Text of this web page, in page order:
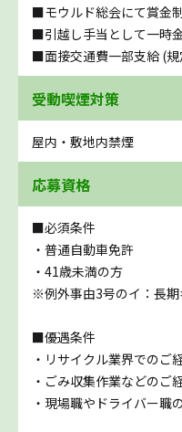
■モウルド総会にて賞金
■引越し手当として一時
■面接交通費一部支給 (規
受動喫煙対策
屋内・敷地内禁煙
応募資格
■必須条件
・普通自動車免許
・41歳未満の方
※例外事由3号のイ：長
■優遇条件
・リサイクル業界でのご
・ごみ収集作業などのご
・現場職やドライバー職